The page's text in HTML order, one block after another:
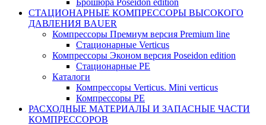
Брошюра Poseidon edition
СТАЦИОНАРНЫЕ КОМПРЕССОРЫ ВЫСОКОГО
ДАВЛЕНИЯ BAUER
Компрессоры Премиум версия Premium line
Стационарные Verticus
Компрессоры Эконом версия Poseidon edition
Стационарные PE
Каталоги
Компрессоры Verticus. Mini verticus
Компрессоры PE
РАСХОДНЫЕ МАТЕРИАЛЫ И ЗАПАСНЫЕ ЧАСТИ
КОМПРЕССОРОВ